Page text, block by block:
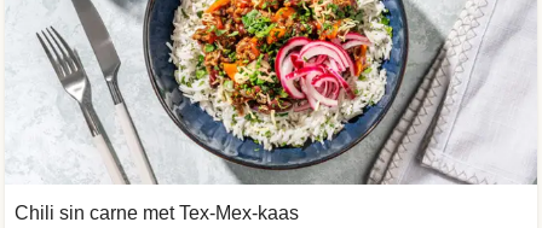
Chili sin carne met Tex-Mex-kaas